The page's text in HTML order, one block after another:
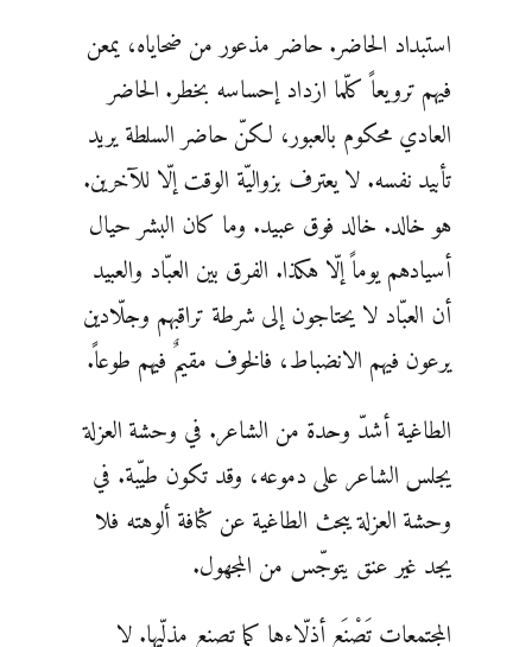
استبداد الحاضر. حاضر مذعور من ضحاياه، يمعن
فيهم ترويعاً كلّما ازداد إحساسه بخطر. الحاضر
العادي محكوم بالعبور، لكنّ حاضر السلطة يريد
تأبيد نفسه. لا يعترف بزواليّة الوقت إلّا للآخرين.
هو خالد. خالد فوق عبيد. وما كان البشر حيال
أسيادهم يوماً إلّا هكذا. الفرق بين العبّاد والعبيد
أن العبّاد لا يحتاجون إلى شرطة تراقبهم وجلّادين
يرعون فيهم الانضباط، فالخوف مقيمٌ فيهم طوعاً.
الطاغية أشدّ وحدة من الشاعر. في وحشة العزلة
يجلس الشاعر على دموعه، وقد تكون طيّبة. في
وحشة العزلة يبحث الطاغية عن كثافة ألوهته فلا
يجد غير عنق يتوجّس من المجهول.
المجتمعات تَصْنَع أذلّاءها كما تصنع مذلّيها. لا